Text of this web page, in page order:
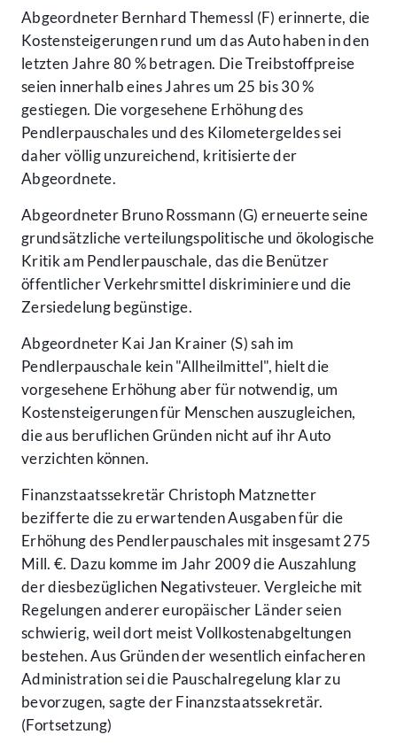
Abgeordneter Bernhard Themessl (F) erinnerte, die
Kostensteigerungen rund um das Auto haben in den
letzten Jahre 80 % betragen. Die Treibstoffpreise
seien innerhalb eines Jahres um 25 bis 30 %
gestiegen. Die vorgesehene Erhöhung des
Pendlerpauschales und des Kilometergeldes sei
daher völlig unzureichend, kritisierte der
Abgeordnete.
Abgeordneter Bruno Rossmann (G) erneuerte seine
grundsätzliche verteilungspolitische und ökologische
Kritik am Pendlerpauschale, das die Benützer
öffentlicher Verkehrsmittel diskriminiere und die
Zersiedelung begünstige.
Abgeordneter Kai Jan Krainer (S) sah im
Pendlerpauschale kein "Allheilmittel", hielt die
vorgesehene Erhöhung aber für notwendig, um
Kostensteigerungen für Menschen auszugleichen,
die aus beruflichen Gründen nicht auf ihr Auto
verzichten können.
Finanzstaatssekretär Christoph Matznetter
bezifferte die zu erwartenden Ausgaben für die
Erhöhung des Pendlerpauschales mit insgesamt 275
Mill. €. Dazu komme im Jahr 2009 die Auszahlung
der diesbezüglichen Negativsteuer. Vergleiche mit
Regelungen anderer europäischer Länder seien
schwierig, weil dort meist Vollkostenabgeltungen
bestehen. Aus Gründen der wesentlich einfacheren
Administration sei die Pauschalregelung klar zu
bevorzugen, sagte der Finanzstaatssekretär.
(Fortsetzung)